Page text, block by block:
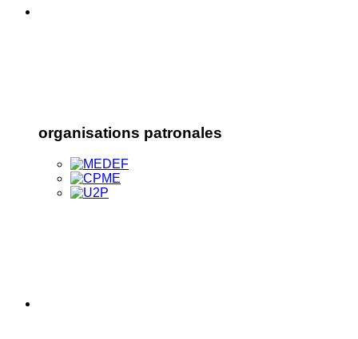
organisations patronales